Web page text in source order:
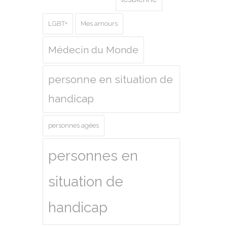
LGBT+ Mes amours
Médecin du Monde
personne en situation de
handicap
personnes agées
personnes en
situation de
handicap